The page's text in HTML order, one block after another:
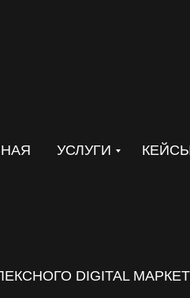
DIGITAL
УСЛУГИ